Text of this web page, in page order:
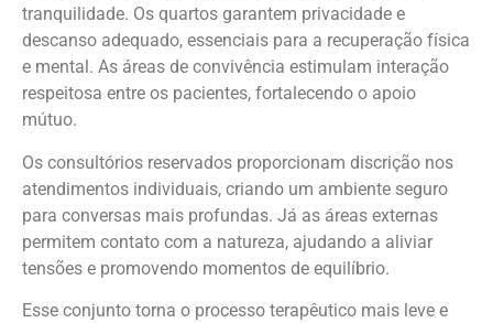
tranquilidade. Os quartos garantem privacidade e
descanso adequado, essenciais para a recuperação física
e mental. As áreas de convivência estimulam interação
respeitosa entre os pacientes, fortalecendo o apoio
mútuo.
Os consultórios reservados proporcionam discrição nos
atendimentos individuais, criando um ambiente seguro
para conversas mais profundas. Já as áreas externas
permitem contato com a natureza, ajudando a aliviar
tensões e promovendo momentos de equilíbrio.
Esse conjunto torna o processo terapêutico mais leve e